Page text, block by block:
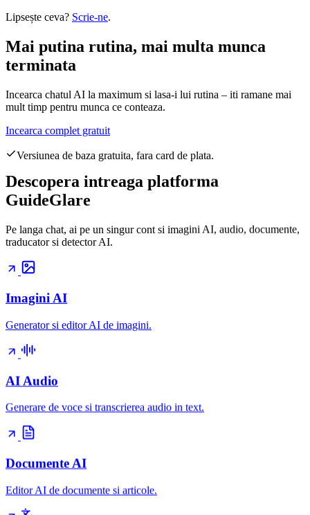
Lipsește ceva? Scrie-ne.
Mai putina rutina, mai multa munca
terminata
Incearca chatul AI la maximum si lasa-i lui rutina – iti ramane mai
mult timp pentru munca ce conteaza.
Incearca complet gratuit
Versiunea de baza gratuita, fara card de plata.
Descopera intreaga platforma
GuideGlare
Pe langa chat, ai pe un singur cont si imagini AI, audio, documente,
traducator si detector AI.
Imagini AI
Generator si editor AI de imagini.
AI Audio
Generare de voce si transcrierea audio in text.
Documente AI
Editor AI de documente si articole.